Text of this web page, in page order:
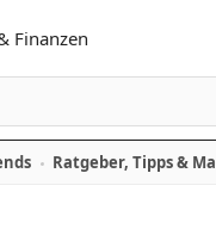
Ratgeber, Tipps &